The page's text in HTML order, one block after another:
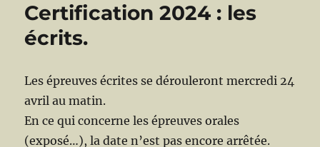
Certification 2024 : les
écrits.
Les épreuves écrites se dérouleront mercredi 24
avril au matin.
En ce qui concerne les épreuves orales
(exposé…), la date n’est pas encore arrêtée.